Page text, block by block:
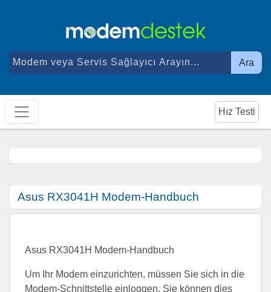
Ara
Hız Testi
Asus RX3041H Modem-Handbuch
Asus RX3041H Modem-Handbuch
Um Ihr Modem einzurichten, müssen Sie sich in die
Modem-Schnittstelle einloggen. Sie können dies